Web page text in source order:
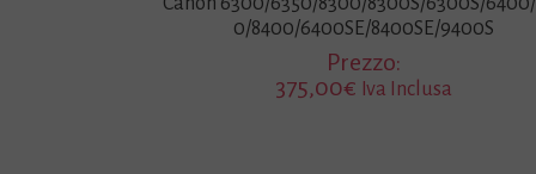
0/8400/6400SE/8400SE/9400S
Prezzo:
375,00€ Iva Inclusa